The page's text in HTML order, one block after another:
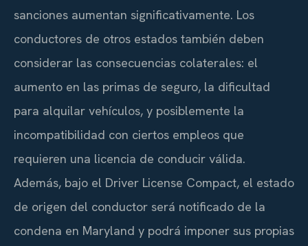
sanciones aumentan significativamente. Los
conductores de otros estados también deben
considerar las consecuencias colaterales: el
aumento en las primas de seguro, la dificultad
para alquilar vehículos, y posiblemente la
incompatibilidad con ciertos empleos que
requieren una licencia de conducir válida.
Además, bajo el Driver License Compact, el estado
de origen del conductor será notificado de la
condena en Maryland y podrá imponer sus propias